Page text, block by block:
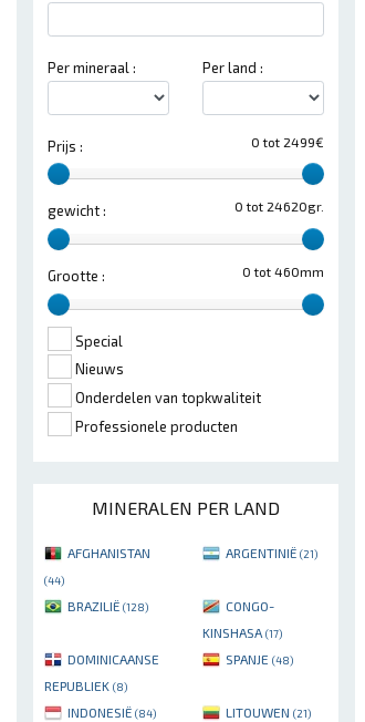
Per mineraal : Per land :
0 tot 2499€
Prijs :
0 tot 24620gr.
gewicht :
0 tot 460mm
Grootte :
Special
Nieuws
Onderdelen van topkwaliteit
Professionele producten
MINERALEN PER LAND
AFGHANISTAN
(44)
ARGENTINIË (21)
BRAZILIË (128)
CONGO-
KINSHASA (17)
DOMINICAANSE
REPUBLIEK (8)
SPANJE (48)
INDONESIË (84) LITOUWEN (21)